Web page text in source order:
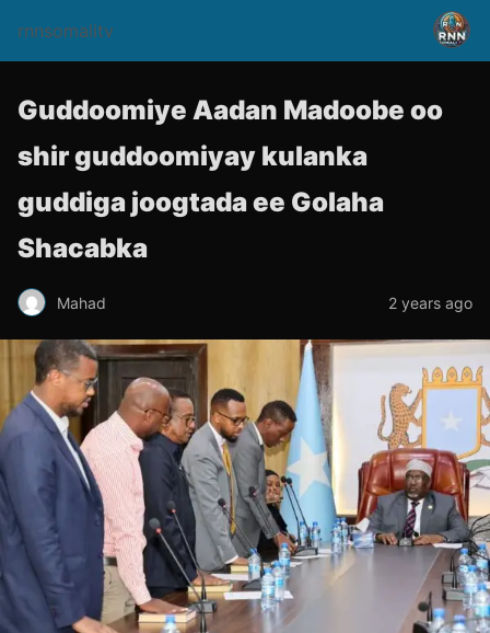
rnnsomalitv
Guddoomiye Aadan Madoobe oo
shir guddoomiyay kulanka
guddiga joogtada ee Golaha
Shacabka
Mahad 2 years ago